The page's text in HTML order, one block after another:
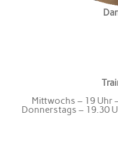
Mittwochs – 19 Uhr
Donnerstags – 19.30